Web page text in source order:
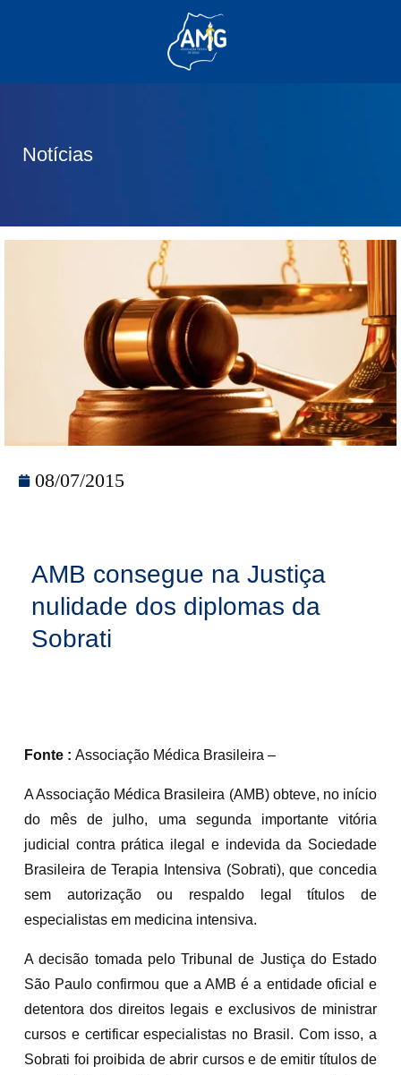
Notícias
08/07/2015
AMB consegue na Justiça
nulidade dos diplomas da
Sobrati
Fonte : Associação Médica Brasileira –
A Associação Médica Brasileira (AMB) obteve, no início
do mês de julho, uma segunda importante vitória
judicial contra prática ilegal e indevida da Sociedade
Brasileira de Terapia Intensiva (Sobrati), que concedia
sem autorização ou respaldo legal títulos de
especialistas em medicina intensiva.
A decisão tomada pelo Tribunal de Justiça do Estado
São Paulo confirmou que a AMB é a entidade oficial e
detentora dos direitos legais e exclusivos de ministrar
cursos e certificar especialistas no Brasil. Com isso, a
Sobrati foi proibida de abrir cursos e de emitir títulos de